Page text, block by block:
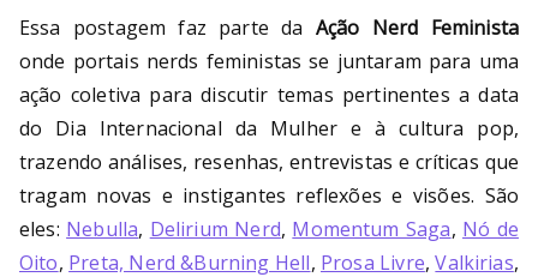
rni
ng
He
ll
Essa postagem faz parte da Ação Nerd Feminista
onde portais nerds feministas se juntaram para uma
ação coletiva para discutir temas pertinentes a data
do Dia Internacional da Mulher e à cultura pop,
trazendo análises, resenhas, entrevistas e críticas que
tragam novas e instigantes reflexões e visões. São
eles: Nebulla, Delirium Nerd, Momentum Saga, Nó de
Oito, Preta, Nerd &Burning Hell, Prosa Livre,Valkirias,